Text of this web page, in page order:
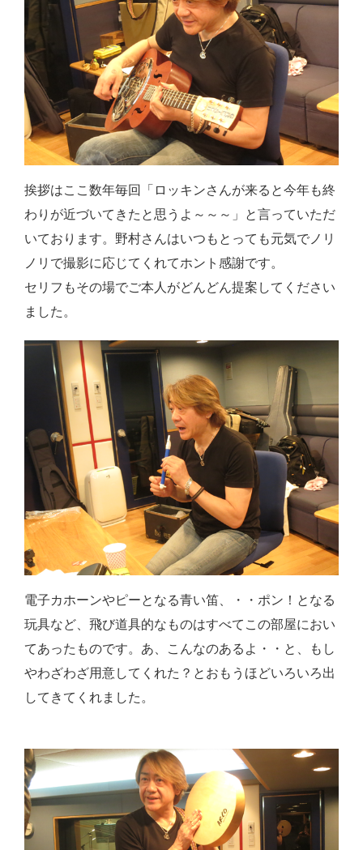
挨拶はここ数年毎回「ロッキンさんが来ると今年も終
わりが近づいてきたと思うよ～～～」と言っていただ
いております。野村さんはいつもとっても元気でノリ
ノリで撮影に応じてくれてホント感謝です。
セリフもその場でご本人がどんどん提案してください
ました。
電子カホーンやピーとなる青い笛、・・ポン！となる
玩具など、飛び道具的なものはすべてこの部屋におい
てあったものです。あ、こんなのあるよ・・と、もし
やわざわざ用意してくれた？とおもうほどいろいろ出
してきてくれました。